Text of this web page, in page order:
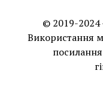
© 2019-2024
Використання